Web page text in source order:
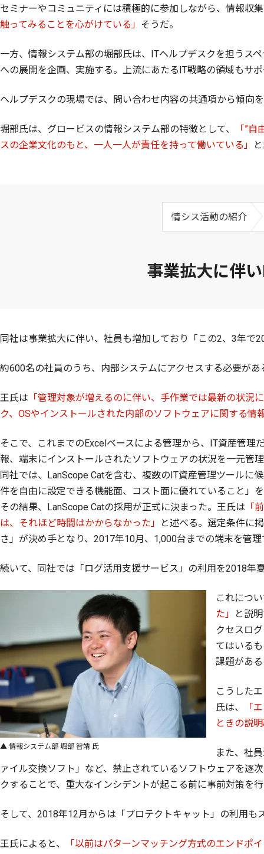
セミナーやコミュニティには積極的に参加しながら、情報収
触ってみることを心がけている」 そうだ。
一方、情報システム部の堀部氏は、ITヘルプデスクを担うス
への展開を企画、実施する。上流にあたるIT戦略の領域もサ
ヘルプデスクの現場では、問い合わせ内容の共通項から傾向
堀部氏は、グロービスの情報システム部の特徴として、
「”
スの企業文化のもと、一人一人が責任を持って働いている」
事業拡大に伴
情シス活動の紹介
同社は事業拡大に伴い、社員も増加しており「この2、3年で
約600名の社員のうち、内部システムにアクセスする必要が
王氏は 「管理対象が増えるのに伴い、手作業では最新の状
ク、OSやインストールされた内部のソフトウェアに関する情
そこで、これまでのExcelベースによる管理から、IT資産管
報、端末にインストールされたソフトウェアの状況を一元管
同社では、LanScope Catを含む、複数のIT資産管理ツールに
件を自由に設定できる機能面、コスト面に優れていること」
その結果、LanScope Catの採用が正式に決まった。王氏は 「
は、それほど時間はかからなかった」
と述べる。選定条件に
さ」が決め手となり、2017年10月、1,000台までの端末を管
続いて、同社では「ログ活用支援サービス」の利用を2018年
▲ 情報システム部 堀部 智靖 氏
これにつ
た」
と説
クセスロ
てはいる
課題があ
こうした
氏は、
「
ときの説
また、社
ァイル交換ソフト」など、禁止されているソフトウェアを逐
クすることで、重大なインシデントが起こる前に事前対策を
そして、2018年12月からは「プロテクトキャット」の利用も
王氏によると、 「以前はパターンマッチング方式のエンドポ